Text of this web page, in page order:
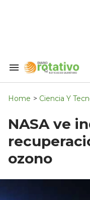
Search
Navigation
Home > Ciencia Y
NASA ve
ozono